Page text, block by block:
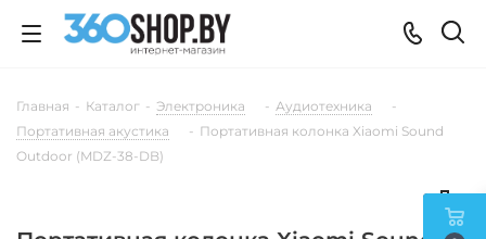
Главная - Каталог - Электроника - Аудиотехника
-
Портативная акустика
- Портативная колонка Xiaomi Sound
Outdoor (MDZ-38-DB)